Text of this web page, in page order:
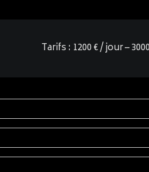
Tarifs : 1200 € / jour –